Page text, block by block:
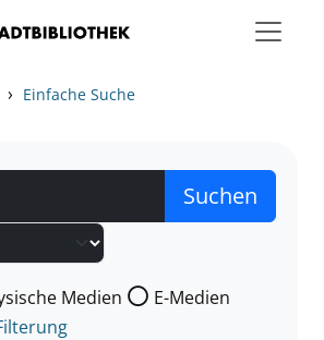
› Einfache Suche
Medienart nach der Sie suchen wollen.
Medien
E-Medien